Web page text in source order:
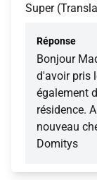
Super
Réponse
Bonjour
d'avoir pris
également
résidence.
nouveau
Domitys